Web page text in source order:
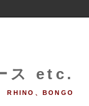
ス etc.
RHINO、BONGO